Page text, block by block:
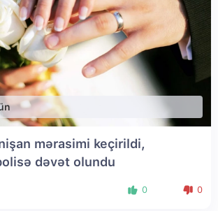
nişan mərasimi keçirildi,
dəvət olundu
0 0